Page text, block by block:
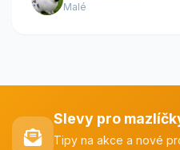
Malé
Slevy pro
Tipy na akce a nové